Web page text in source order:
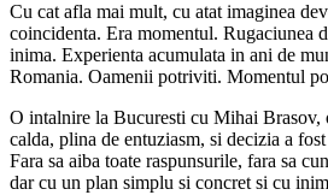
Cu cat afla mai mult, cu atat imaginea
coincidenta. Era momentul. Rugaciunea
inima. Experienta acumulata in ani de
Romania. Oamenii potriviti. Momentul
O intalnire la Bucuresti cu Mihai Brasov,
calda, plina de entuziasm, si decizia a
Fara sa aiba toate raspunsurile, fara sa
dar cu un plan simplu si concret si cu